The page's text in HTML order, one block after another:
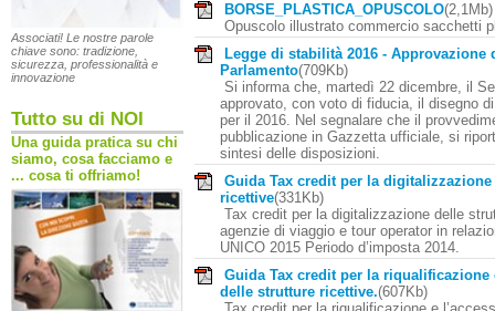
Associati! Le nostre parole
chiave sono: tradizione,
sicurezza, professionalità e
innovazione
Tutto su di NOI
Una guida pratica su chi
siamo, cosa facciamo e
... cosa ti offriamo!
BORSE_PLASTICA_OPUSCOLO
Opuscolo illustrato commercio sacchetti
Legge di stabilità 2016 - Approvazione
Parlamento(709Kb)
Si informa che, martedì 22 dicembre, il
approvato, con voto di fiducia, il disegno
per il 2016. Nel segnalare che il
pubblicazione in Gazzetta ufficiale, si
sintesi delle disposizioni.
Guida Tax credit per la
ricettive(331Kb)
Tax credit per la digitalizzazione delle
agenzie di viaggio e tour operator in
UNICO 2015 Periodo d’imposta 2014.
Guida Tax credit per la riqualificazione
delle strutture ricettive.(607Kb)